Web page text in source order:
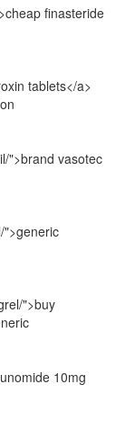
finasteride
tablets</a>
">brand vasotec
">generic
">buy
10mg